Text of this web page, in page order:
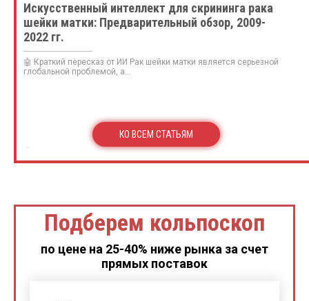
Искусственный интеллект для скрининга рака
шейки матки: Предварительный обзор, 2009-
2022 гг.
🤖 Краткий пересказ от ИИ Рак шейки матки является серьезной
глобальной проблемой, а...
КО ВСЕМ СТАТЬЯМ
Подберем кольпоскоп
по цене на 25-40% ниже рынка за счет
прямых поставок